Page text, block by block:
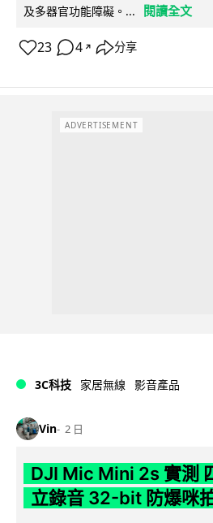
及多器官功能障礙。...
閱讀全文
23 4 ↗ 分享
ADVERTISEMENT
3C科技 家居無線 影音產品
Vin 2 日
DJI Mic Mini 2s 實測
立錄音 32-bit 防爆咪